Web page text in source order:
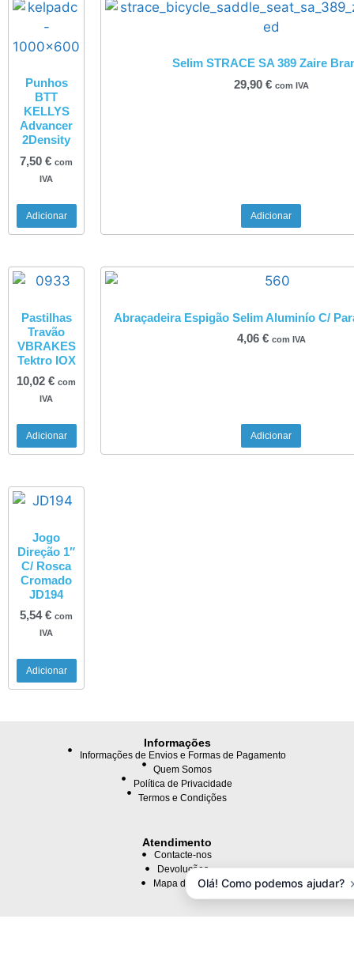
Punhos
BTT
KELLYS
Advancer
2Density
7,50 € com
IVA
Adicionar
Selim STRACE SA 389 Zaire
29,90 € com IVA
Adicionar
Pastilhas
Travão
VBRAKES
Tektro IOX
10,02 € com
IVA
Adicionar
Abraçadeira Espigão Selim Aluminío C/
4,06 € com IVA
Adicionar
Jogo
Direção 1″
C/ Rosca
Cromado
JD194
5,54€ com
IVA
Adicionar
Informações
Informações de Envios e Formas de Pagamento
Quem Somos
Política de Privacidade
Termos e Condições
Atendimento
Contacte-nos
Devoluções
Mapa da LojaOlá! Como podemos ajudar?